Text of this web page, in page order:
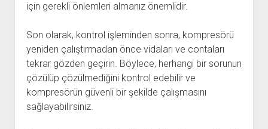
için gerekli önlemleri almanız önemlidir.
Son olarak, kontrol işleminden sonra, kompresörü
yeniden çalıştırmadan önce vidaları ve contaları
tekrar gözden geçirin. Böylece, herhangi bir sorunun
çözülüp çözülmediğini kontrol edebilir ve
kompresörün güvenli bir şekilde çalışmasını
sağlayabilirsiniz.